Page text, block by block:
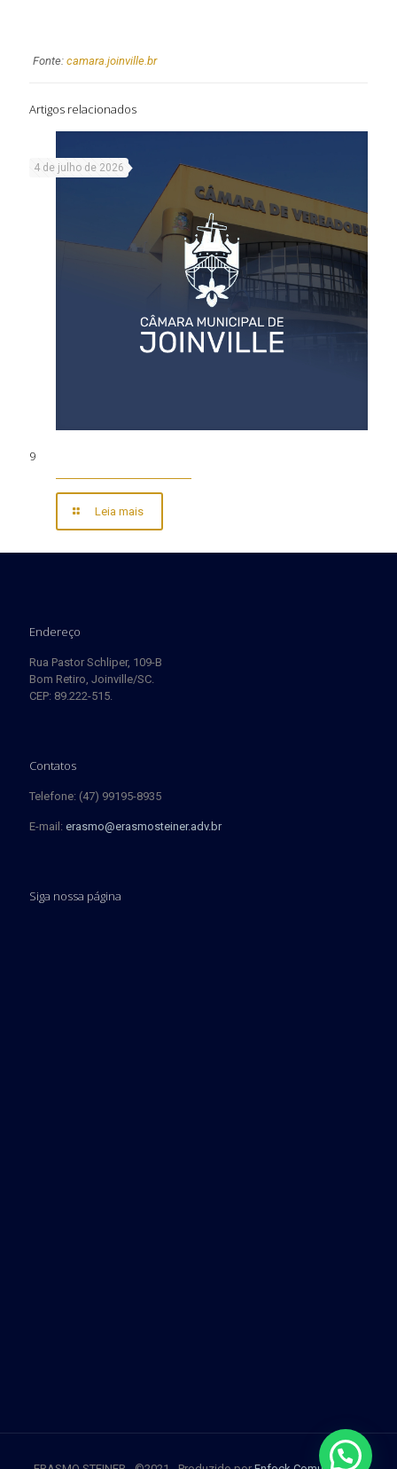
Fonte: camara.joinville.br
Artigos relacionados
4 de julho de 2026
9
Leia mais
Endereço
Rua Pastor Schliper, 109-B
Bom Retiro, Joinville/SC.
CEP: 89.222-515.
Contatos
Telefone: (47) 99195-8935
E-mail: erasmo@erasmosteiner.adv.br
Siga nossa página